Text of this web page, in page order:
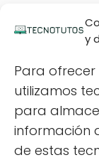
y
Para ofrecer
utilizamos
para
información
de estas